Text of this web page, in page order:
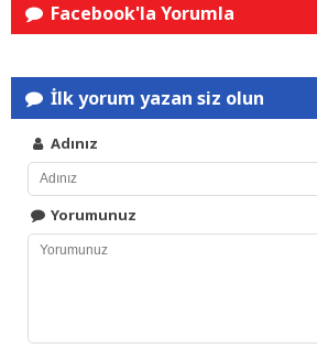
Facebook'la Yorumla
İlk yorum yazan siz olun
Adınız
Yorumunuz